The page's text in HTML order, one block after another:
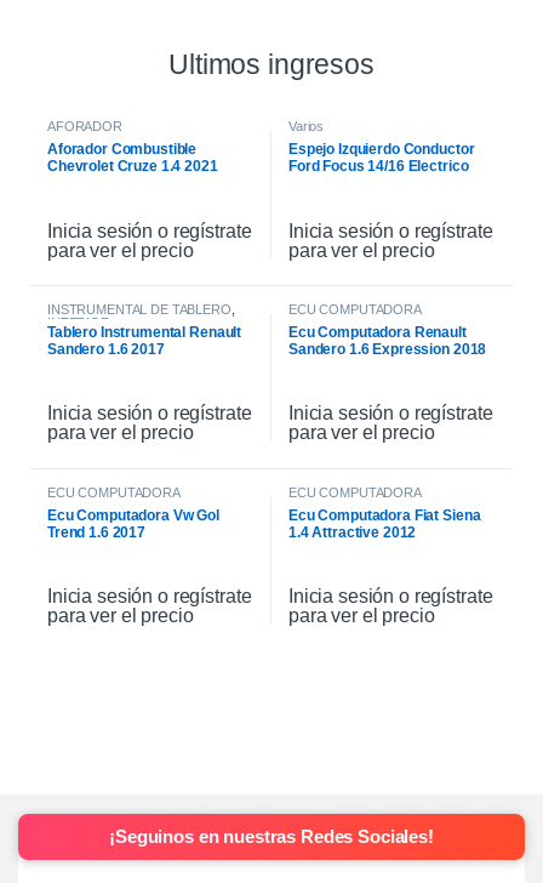
Ultimos ingresos
AFORADOR
Aforador Combustible
Chevrolet Cruze 1.4 2021
Inicia sesión o regístrate
para ver el precio
Varios
Espejo Izquierdo Conductor
Ford Focus 14/16 Electrico
Inicia sesión o regístrate
para ver el precio
INSTRUMENTAL DE TABLERO
INTERIOR
Tablero Instrumental Renault
Sandero 1.6 2017
Inicia sesión o regístrate
para ver el precio
ECU COMPUTADORA
Ecu Computadora Renault
Sandero 1.6 Expression 2018
Inicia sesión o regístrate
para ver el precio
ECU COMPUTADORA
Ecu Computadora Vw Gol
Trend 1.6 2017
Inicia sesión o regístrate
para ver el precio
ECU COMPUTADORA
Ecu Computadora Fiat Siena
1.4 Attractive 2012
Inicia sesión o regístrate
para ver el precio
¡Seguinos en nuestras Redes Sociales!